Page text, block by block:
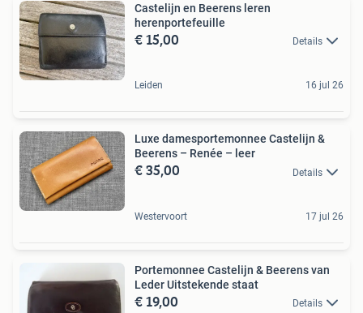
Castelijn en Beerens leren
herenportefeuille
€ 15,00 Details
Leiden 16 jul 26
Luxe damesportemonnee Castelijn &
Beerens – Renée – leer
€ 35,00 Details
Westervoort 17 jul 26
Portemonnee Castelijn & Beerens van
Leder Uitstekende staat
€ 19,00 Details